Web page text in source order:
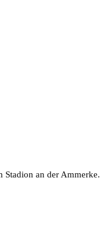
Stadion an der Ammerke.